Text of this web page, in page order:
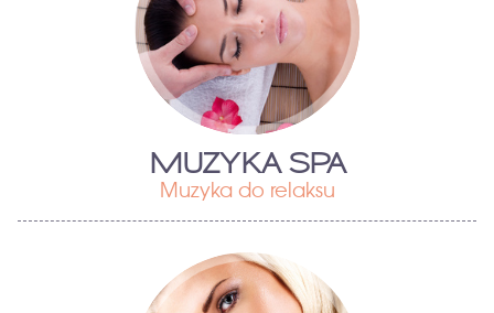
MUZYKA SPA
Muzyka do relaksu